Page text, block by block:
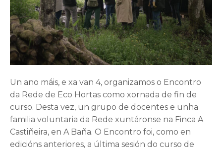
Un ano máis, e xa van 4, organizamos o Encontro
da Rede de Eco Hortas como xornada de fin de
curso. Desta vez, un grupo de docentes e unha
familia voluntaria da Rede xuntáronse na Finca A
Castiñeira, en A Baña. O Encontro foi, como en
edicións anteriores, a última sesión do curso de